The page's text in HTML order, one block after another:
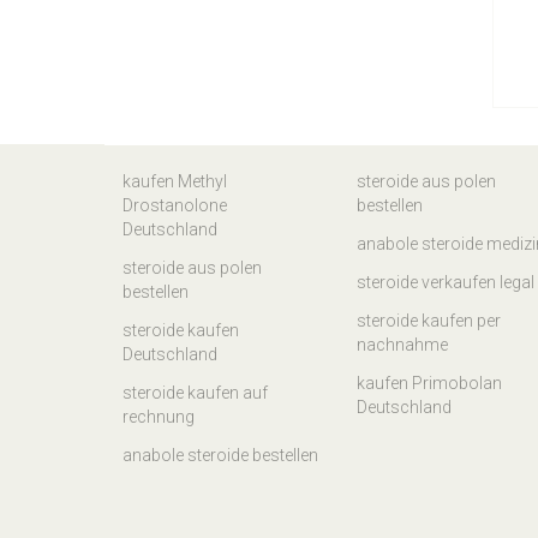
kaufen Methyl
Drostanolone
Deutschland
steroide aus polen
bestellen
steroide kaufen
Deutschland
steroide kaufen auf
rechnung
anabole steroide bestellen
steroide aus polen
bestellen
anabole steroide
steroide verkaufen legal
steroide kaufen per
nachnahme
kaufen Primobolan
Deutschland